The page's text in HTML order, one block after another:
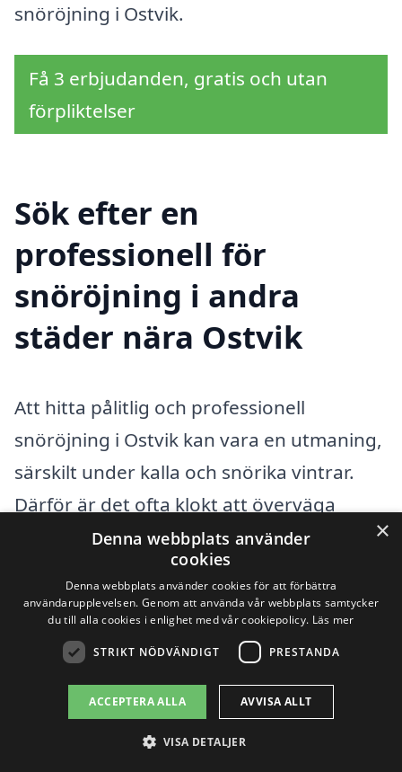
snöröjning i Ostvik.
Få 3 erbjudanden, gratis och utan
förpliktelser
Sök efter en
professionell för
snöröjning i andra
städer nära Ostvik
Att hitta pålitlig och professionell
snöröjning i Ostvik kan vara en utmaning,
särskilt under kalla och snörika vintrar.
Därför är det ofta klokt att överväga
företag i närliggande städer som också
erbjuder snöröjningstjänster. Genom att
jämföra olika alternativ kan du hitta ett
företag som passar dina behov och
budget. Här är några av de städer där du
kan hitta tjänster för snöröjning:
Skelleftehamn
×
Denna webbplats använder
cookies
Denna webbplats använder cookies för att förbättra
användarupplevelsen. Genom att använda vår webbplats samtycker
du till alla cookies i enlighet med vår cookiepolicy. Läs mer
STRIKT NÖDVÄNDIGT PRESTANDA
ACCEPTERA ALLA AVVISA ALLT
VISA DETALJER